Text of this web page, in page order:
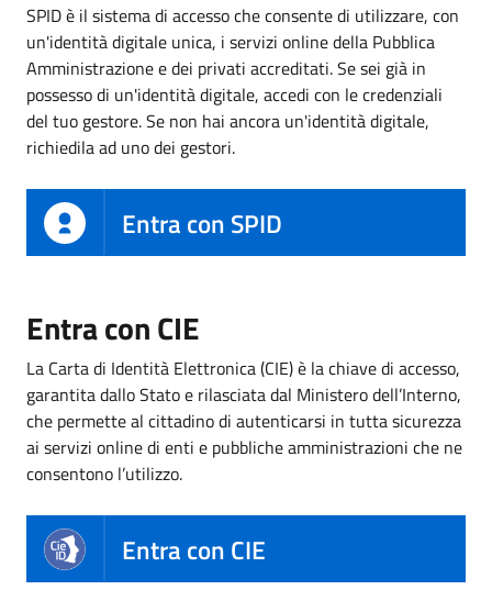
SPID è il sistema di accesso che consente di utilizzare, con
un'identità digitale unica, i servizi online della Pubblica
Amministrazione e dei privati accreditati. Se sei già in
possesso di un'identità digitale, accedi con le credenziali
del tuo gestore. Se non hai ancora un'identità digitale,
richiedila ad uno dei gestori.
Entra con SPID
Entra con CIE
La Carta di Identità Elettronica (CIE) è la chiave di accesso,
garantita dallo Stato e rilasciata dal Ministero dell’Interno,
che permette al cittadino di autenticarsi in tutta sicurezza
ai servizi online di enti e pubbliche amministrazioni che ne
consentono l’utilizzo.
Entra con CIE